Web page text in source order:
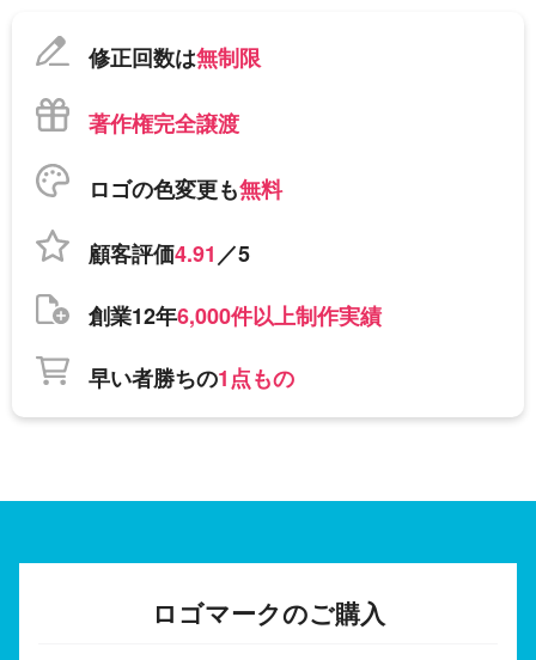
修正回数は無制限
著作権完全譲渡
ロゴの色変更も無料
顧客評価4.91／5
創業12年6,000件以上制作実績
早い者勝ちの1点もの
ロゴマークのご購入